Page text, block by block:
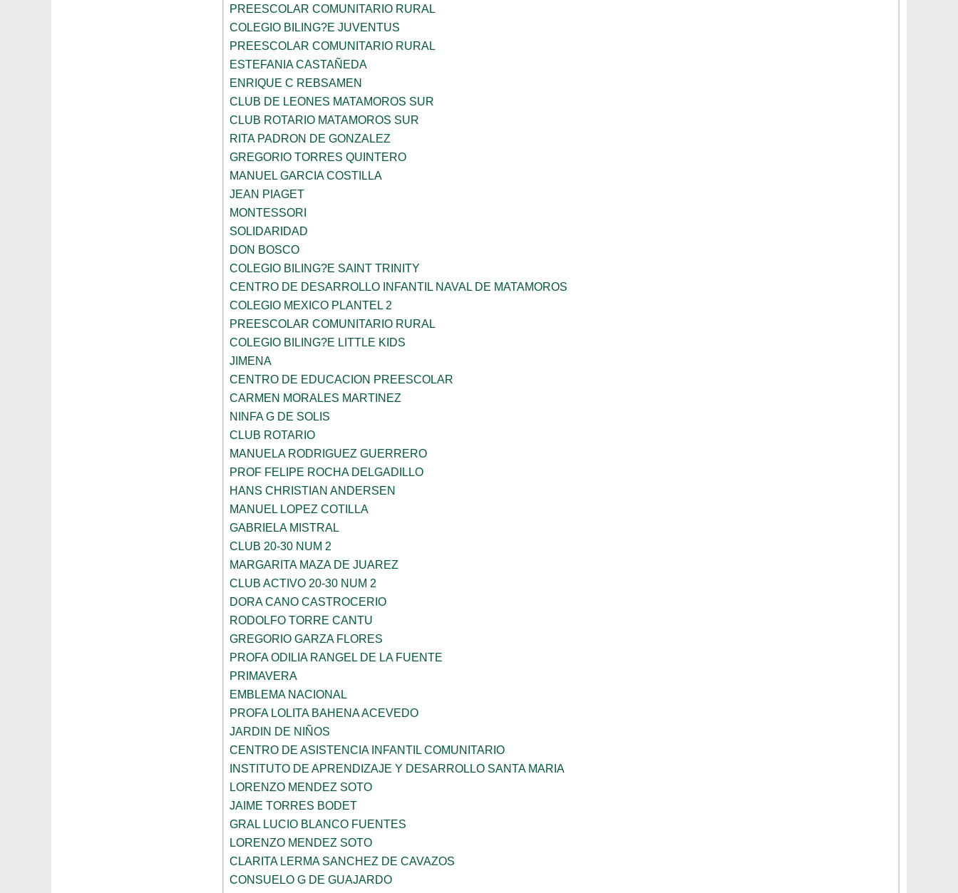
PREESCOLAR COMUNITARIO RURAL
COLEGIO BILING?E JUVENTUS
PREESCOLAR COMUNITARIO RURAL
ESTEFANIA CASTAÑEDA
ENRIQUE C REBSAMEN
CLUB DE LEONES MATAMOROS SUR
CLUB ROTARIO MATAMOROS SUR
RITA PADRON DE GONZALEZ
GREGORIO TORRES QUINTERO
MANUEL GARCIA COSTILLA
JEAN PIAGET
MONTESSORI
SOLIDARIDAD
DON BOSCO
COLEGIO BILING?E SAINT TRINITY
CENTRO DE DESARROLLO INFANTIL NAVAL DE MATAMOROS
COLEGIO MEXICO PLANTEL 2
PREESCOLAR COMUNITARIO RURAL
COLEGIO BILING?E LITTLE KIDS
JIMENA
CENTRO DE EDUCACION PREESCOLAR
CARMEN MORALES MARTINEZ
NINFA G DE SOLIS
CLUB ROTARIO
MANUELA RODRIGUEZ GUERRERO
PROF FELIPE ROCHA DELGADILLO
HANS CHRISTIAN ANDERSEN
MANUEL LOPEZ COTILLA
GABRIELA MISTRAL
CLUB 20-30 NUM 2
MARGARITA MAZA DE JUAREZ
CLUB ACTIVO 20-30 NUM 2
DORA CANO CASTROCERIO
RODOLFO TORRE CANTU
GREGORIO GARZA FLORES
PROFA ODILIA RANGEL DE LA FUENTE
PRIMAVERA
EMBLEMA NACIONAL
PROFA LOLITA BAHENA ACEVEDO
JARDIN DE NIÑOS
CENTRO DE ASISTENCIA INFANTIL COMUNITARIO
INSTITUTO DE APRENDIZAJE Y DESARROLLO SANTA MARIA
LORENZO MENDEZ SOTO
JAIME TORRES BODET
GRAL LUCIO BLANCO FUENTES
LORENZO MENDEZ SOTO
CLARITA LERMA SANCHEZ DE CAVAZOS
CONSUELO G DE GUAJARDO